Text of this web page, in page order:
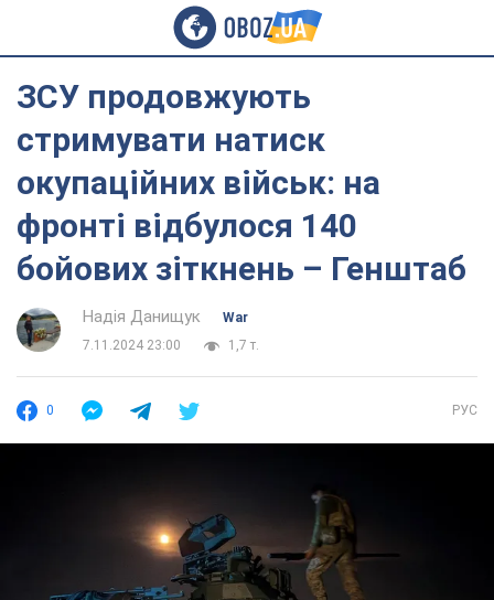
ЗСУ продовжують
стримувати натиск
окупаційних військ: на
фронті відбулося 140
бойових зіткнень – Генштаб
Надія Данищук
War
7.11.2024 23:00
1,7 т.
0 РУС